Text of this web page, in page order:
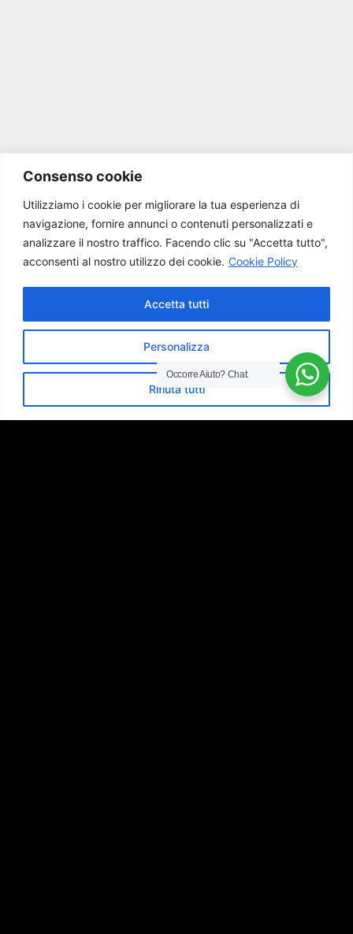
Consenso cookie
Utilizziamo i cookie per migliorare la tua esperienza di
navigazione, fornire annunci o contenuti personalizzati e
analizzare il nostro traffico. Facendo clic su "Accetta tutto",
acconsenti al nostro utilizzo dei cookie. Cookie Policy
Personalizza
Rifiuta tutti
Accetta tutti
Occorre Aiuto?Chat.